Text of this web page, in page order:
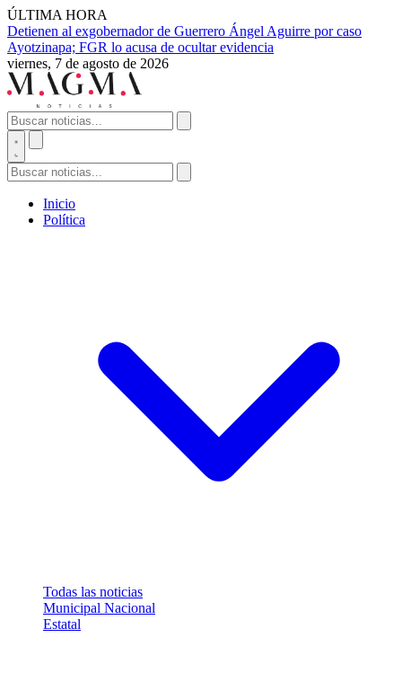
ÚLTIMA HORA
Detienen al exgobernador de Guerrero Ángel Aguirre por caso
Ayotzinapa; FGR lo acusa de ocultar evidencia
viernes, 7 de agosto de 2026
Inicio
Política
Todas las noticias
Municipal Nacional
Estatal